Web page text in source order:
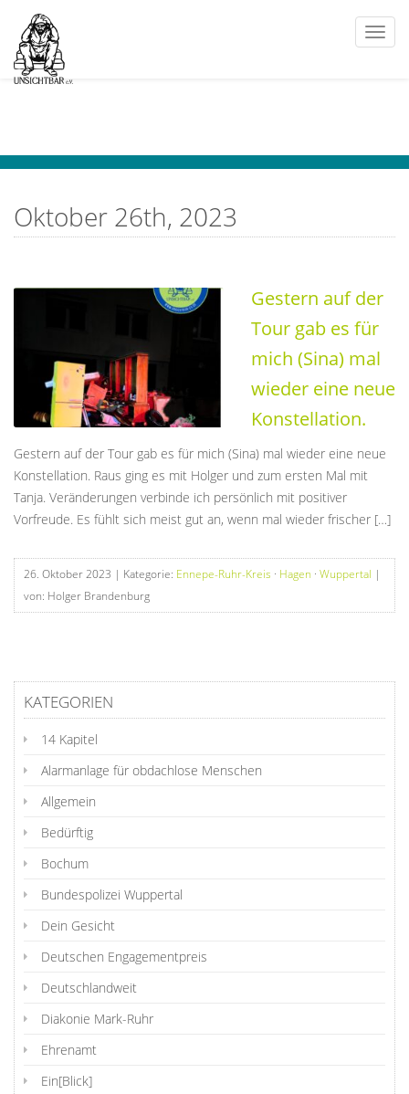
Oktober 26th, 2023
Gestern auf der
Tour gab es für
mich (Sina) mal
wieder eine neue
Konstellation.
Gestern auf der Tour gab es für mich (Sina) mal wieder eine neue
Konstellation. Raus ging es mit Holger und zum ersten Mal mit
Tanja. Veränderungen verbinde ich persönlich mit positiver
Vorfreude. Es fühlt sich meist gut an, wenn mal wieder frischer […]
26. Oktober 2023 | Kategorie: Ennepe-Ruhr-Kreis · Hagen · Wuppertal |
von: Holger Brandenburg
KATEGORIEN
14 Kapitel
Alarmanlage für obdachlose Menschen
Allgemein
Bedürftig
Bochum
Bundespolizei Wuppertal
Dein Gesicht
Deutschen Engagementpreis
Deutschlandweit
Diakonie Mark-Ruhr
Ehrenamt
Ein[Blick]